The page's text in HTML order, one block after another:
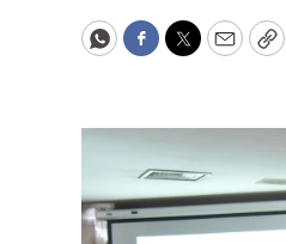
WhatsApp
Facebook
Twitter
Email